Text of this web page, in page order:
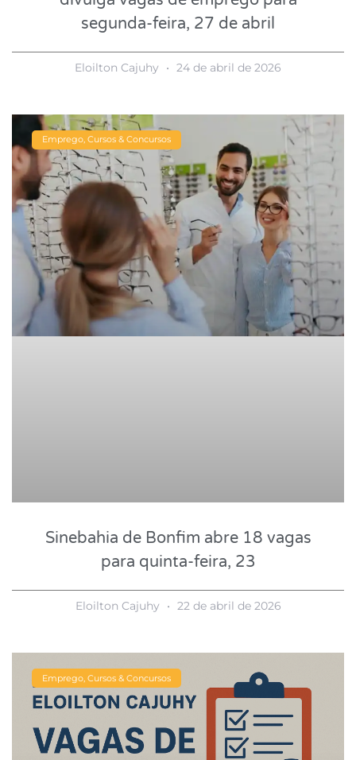
segunda-feira, 27 de abril
Eloilton Cajuhy 24 de abril de 2026
Emprego, Cursos & Concursos
Sinebahia de Bonfim abre 18 vagas
para quinta-feira, 23
Eloilton Cajuhy 22 de abril de 2026
Emprego, Cursos & Concursos